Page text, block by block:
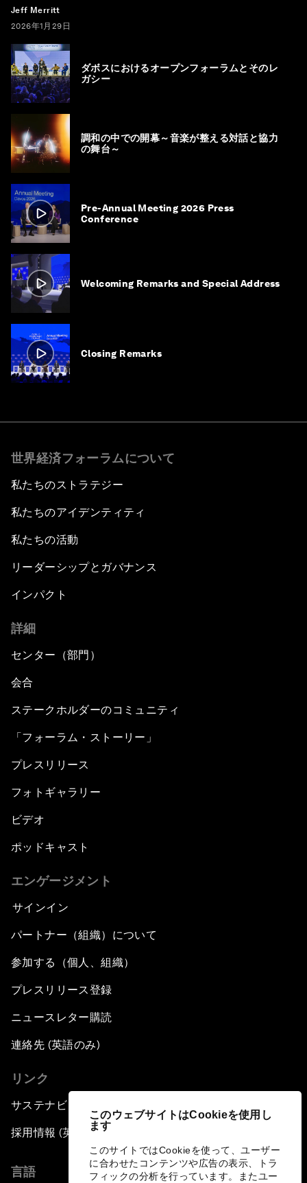
このウェブサイトはCookieを使用し
ます
このサイトではCookieを使って、ユーザー
に合わせたコンテンツや広告の表示、トラ
フィックの分析を行っています。またユー
Jeff Merritt
2026年1月29日
ダボスにおけるオープンフォーラムとそのレ
ガシー
調和の中での開幕～音楽が整える対話と協力
の舞台～
Pre-Annual Meeting 2026 Press
Conference
Welcoming Remarks and Special Address
Closing Remarks
世界経済フォーラムについて
私たちのストラテジー
私たちのアイデンティティ
私たちの活動
リーダーシップとガバナンス
インパクト
詳細
センター（部門）
会合
ステークホルダーのコミュニティ
「フォーラム・ストーリー」
プレスリリース
フォトギャラリー
ビデオ
ポッドキャスト
エンゲージメント
サインイン
パートナー（組織）について
参加する（個人、組織）
プレスリリース登録
ニュースレター購読
連絡先 (英語のみ)
リンク
サステナビリティへの取り組み
採用情報 (英語のみ)
言語